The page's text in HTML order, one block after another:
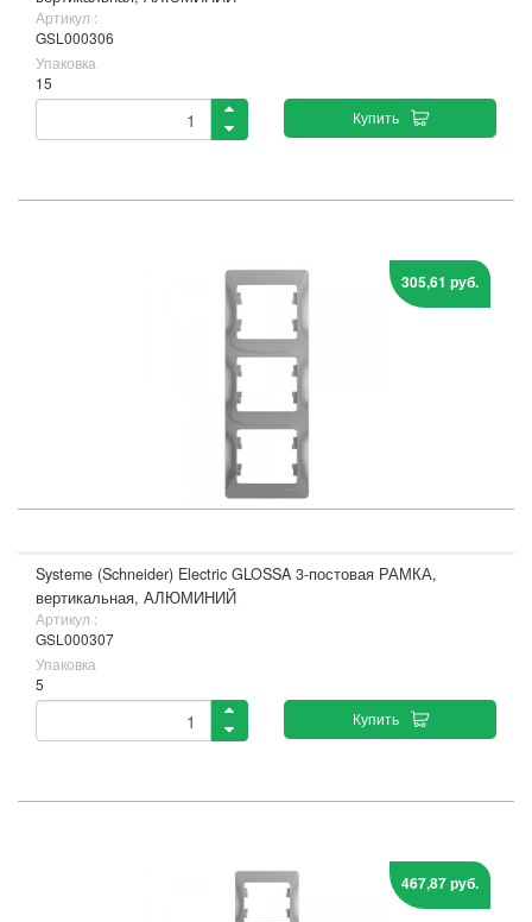
Артикул :
GSL000306
Упаковка
15
Купить
305,61 руб.
Systeme (Schneider) Electric GLOSSA 3-постовая РАМКА,
вертикальная, АЛЮМИНИЙ
Артикул :
GSL000307
Упаковка
5
Купить
467,87 руб.